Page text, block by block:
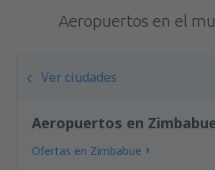
Aeropuertos en el
Ver ciudades
Aeropuertos en
Ofertas en Zimbabue